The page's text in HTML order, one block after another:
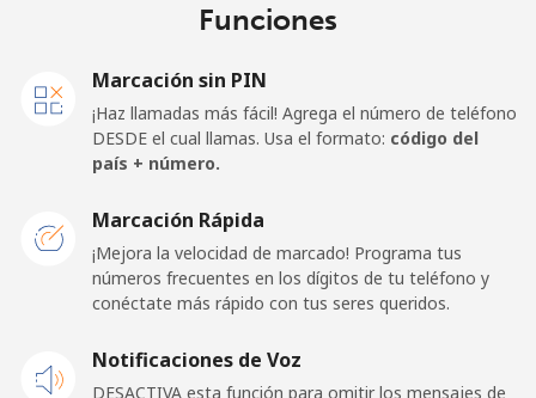
⁦32.5¢⁩
30 min por
Celular
⁦$10⁩
Línea fija ⁦1.5¢⁩
665 min por
⁦$10⁩
Funciones
Marcación sin PIN
¡Haz llamadas más fácil! Agrega el número de teléfono
DESDE el cual llamas. Usa el formato: código del
país + número.
Marcación Rápida
¡Mejora la velocidad de marcado! Programa tus
números frecuentes en los dígitos de tu teléfono y
conéctate más rápido con tus seres queridos.
Notificaciones de Voz
DESACTIVA esta función para omitir los mensajes de